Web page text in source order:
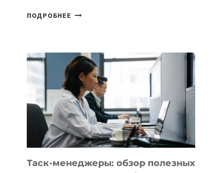
ПОДРОБНЕЕ
КОТОРЫЕ
РАЗВИВАЮТ
ТЕХНОЛОГИЧЕСКОЕ
ОБРАЗОВАНИЕ
ТАДЖИКИСТАНА
Таск-менеджеры: обзор полезных